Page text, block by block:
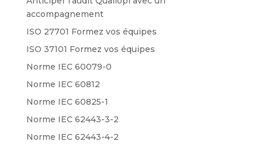
accompagnement
ISO 27701 Formez vos équipes
ISO 37101 Formez vos équipes
Norme IEC 60079-0
Norme IEC 60812
Norme IEC 60825-1
Norme IEC 62443-3-2
Norme IEC 62443-4-2